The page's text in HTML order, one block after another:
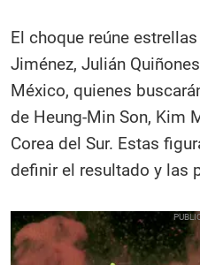
El choque reúne
Jiménez, Julián
México, quienes
de Heung-Min Son, Kim
Corea del Sur. Estas
definir el resultado y las